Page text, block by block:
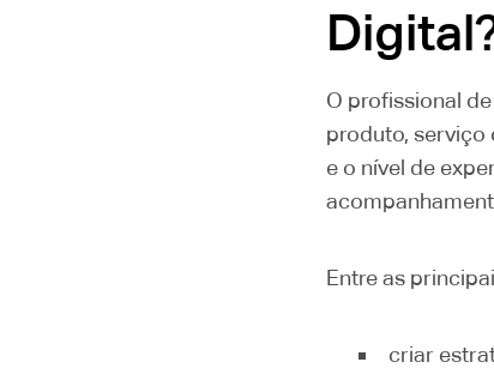
O profissional
produto, serviço
e o nível de
Entre as
criar